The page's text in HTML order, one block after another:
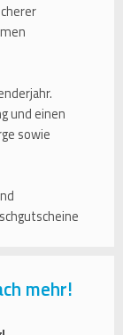
und einen
sowie
mehr!